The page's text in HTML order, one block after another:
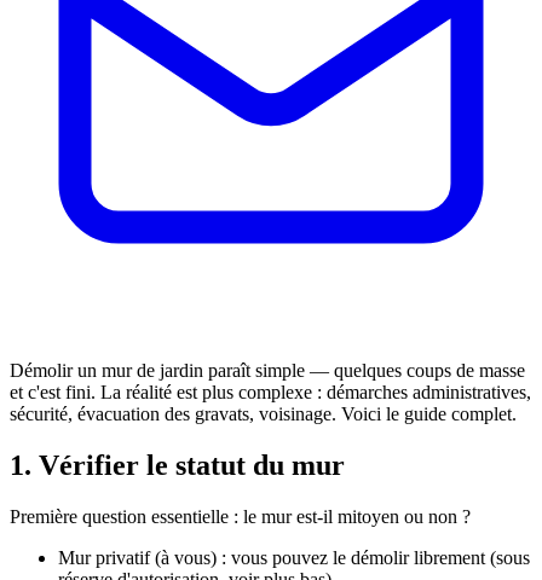
Démolir un mur de jardin paraît simple — quelques coups de masse
et c'est fini. La réalité est plus complexe : démarches administratives,
sécurité, évacuation des gravats, voisinage. Voici le guide complet.
1. Vérifier le statut du mur
Première question essentielle : le mur est-il mitoyen ou non ?
Mur privatif (à vous) : vous pouvez le démolir librement (sous